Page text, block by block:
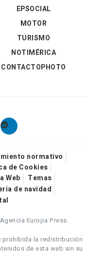
EPSOCIAL
MOTOR
TURISMO
NOTIMÉRICA
CONTACTOPHOTO
normativo
de Cookies
Web
Temas
de navidad
Europa Press.
prohibida la redistribución
de esta web sin su